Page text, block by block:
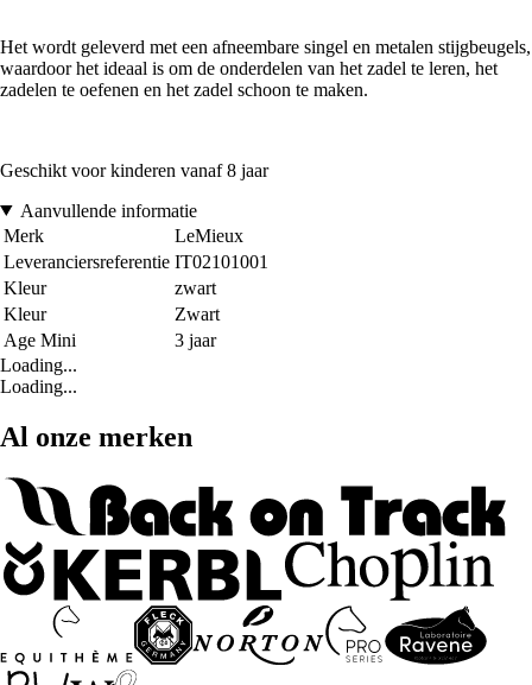
Het wordt geleverd met een afneembare singel en metalen stijgbeugels,
waardoor het ideaal is om de onderdelen van het zadel te leren, het
zadelen te oefenen en het zadel schoon te maken.
Geschikt voor kinderen vanaf 8 jaar
Aanvullende informatie
Merk
LeMieux
Leveranciersreferentie IT02101001
Kleur
zwart
Kleur
Zwart
Age Mini
3 jaar
Loading...
Loading...
Al onze merken